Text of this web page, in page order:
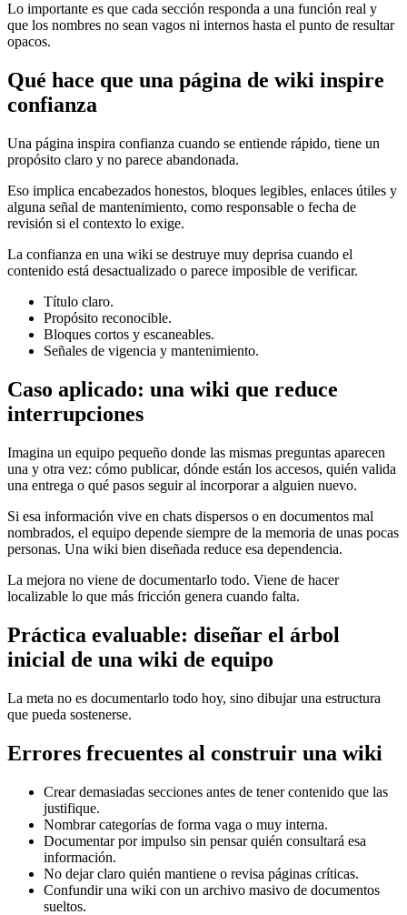
Lo importante es que cada sección responda a una función real y
que los nombres no sean vagos ni internos hasta el punto de resultar
opacos.
Qué hace que una página de wiki inspire
confianza
Una página inspira confianza cuando se entiende rápido, tiene un
propósito claro y no parece abandonada.
Eso implica encabezados honestos, bloques legibles, enlaces útiles y
alguna señal de mantenimiento, como responsable o fecha de
revisión si el contexto lo exige.
La confianza en una wiki se destruye muy deprisa cuando el
contenido está desactualizado o parece imposible de verificar.
Título claro.
Propósito reconocible.
Bloques cortos y escaneables.
Señales de vigencia y mantenimiento.
Caso aplicado: una wiki que reduce
interrupciones
Imagina un equipo pequeño donde las mismas preguntas aparecen
una y otra vez: cómo publicar, dónde están los accesos, quién valida
una entrega o qué pasos seguir al incorporar a alguien nuevo.
Si esa información vive en chats dispersos o en documentos mal
nombrados, el equipo depende siempre de la memoria de unas pocas
personas. Una wiki bien diseñada reduce esa dependencia.
La mejora no viene de documentarlo todo. Viene de hacer
localizable lo que más fricción genera cuando falta.
Práctica evaluable: diseñar el árbol
inicial de una wiki de equipo
La meta no es documentarlo todo hoy, sino dibujar una estructura
que pueda sostenerse.
Errores frecuentes al construir una wiki
Crear demasiadas secciones antes de tener contenido que las
justifique.
Nombrar categorías de forma vaga o muy interna.
Documentar por impulso sin pensar quién consultará esa
información.
No dejar claro quién mantiene o revisa páginas críticas.
Confundir una wiki con un archivo masivo de documentos
sueltos.